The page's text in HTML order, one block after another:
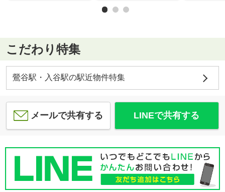
こだわり特集
鶯谷駅・入谷駅の駅近物件特集
メールで共有する LINEで共有する